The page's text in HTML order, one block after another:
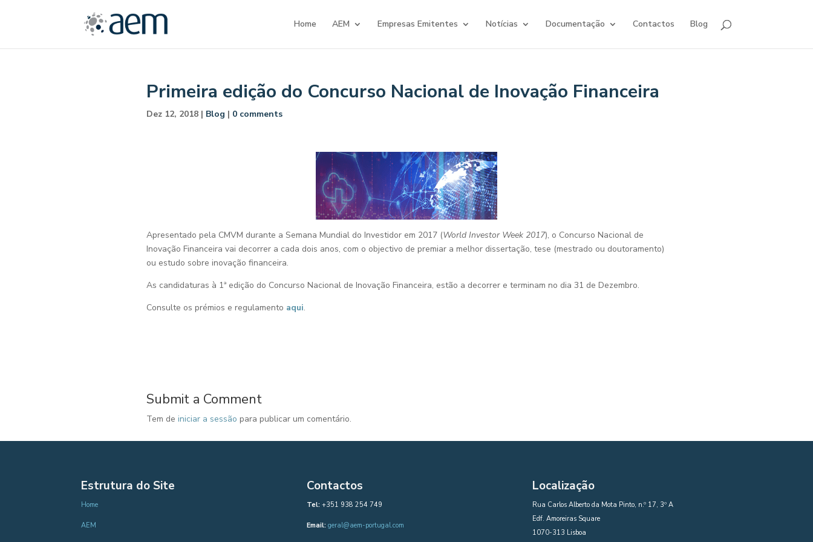
Home AEM Empresas Emitentes Notícias Documentação Contactos Blog
Primeira edição do Concurso Nacional de Inovação Financeira
Dez 12, 2018| Blog | 0 comments
Apresentado pela CMVM durante a Semana Mundial do Investidor em 2017 (World Investor Week 2017), o Concurso Nacional de
Inovação Financeira vai decorrer a cada dois anos, com o objectivo de premiar a melhor dissertação, tese (mestrado ou doutoramento)
ou estudo sobre inovação financeira.
As candidaturas à 1ª edição do Concurso Nacional de Inovação Financeira, estão a decorrer e terminam no dia 31 de Dezembro.
Consulte os prémios e regulamento aqui.
Submit a Comment
Tem de iniciar a sessão para publicar um comentário.
Estrutura do Site
Home
AEM
Contactos
Tel: +351 938 254 749
Email: geral@aem-portugal.com
Localização
Rua Carlos Alberto da Mota Pinto, n.º 17, 3º A
Edf. Amoreiras Square
1070-313 Lisboa